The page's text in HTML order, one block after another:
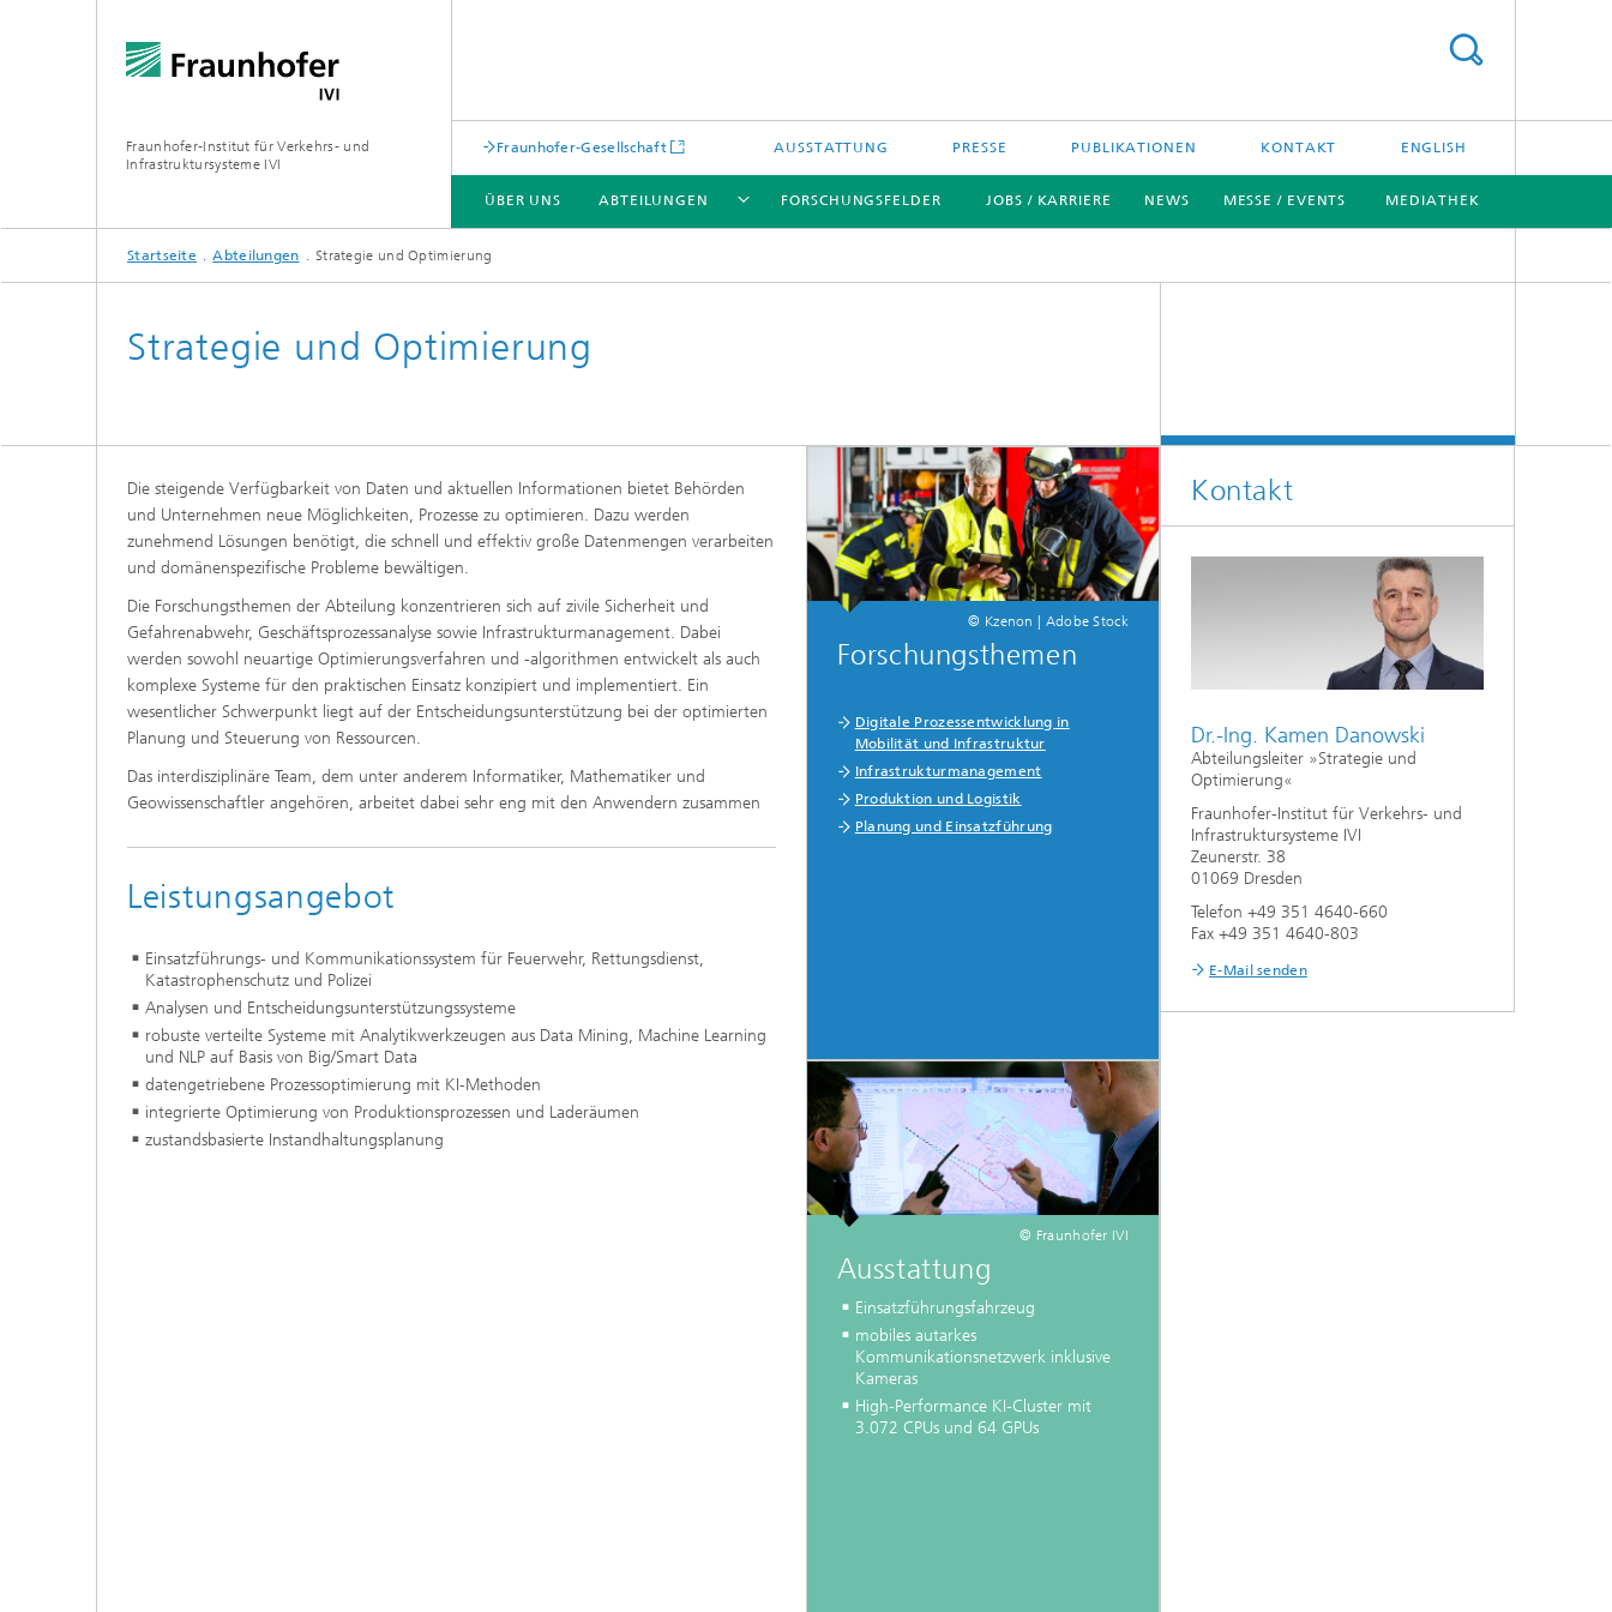
Fraunhofer-Institut für Verkehrs- und
Infrastruktursysteme IVI
Fraunhofer-Gesellschaft AUSSTATTUNG PRESSE PUBLIKATIONEN KONTAKT ENGLISH
ÜBER UNS ABTEILUNGEN
ABTEILUNGEN
FORSCHUNGSFELDER JOBS / KARRIERE NEWS MESSE / EVENTS MEDIATHEK
Startseite Abteilungen Strategie und Optimierung
Strategie und Optimierung
Die steigende Verfügbarkeit von Daten und aktuellen Informationen bietet Behörden
und Unternehmen neue Möglichkeiten, Prozesse zu optimieren. Dazu werden
zunehmend Lösungen benötigt, die schnell und effektiv große Datenmengen verarbeiten
und domänenspezifische Probleme bewältigen.
Die Forschungsthemen der Abteilung konzentrieren sich auf zivile Sicherheit und
Gefahrenabwehr, Geschäftsprozessanalyse sowie Infrastrukturmanagement. Dabei
werden sowohl neuartige Optimierungsverfahren und -algorithmen entwickelt als auch
komplexe Systeme für den praktischen Einsatz konzipiert und implementiert. Ein
wesentlicher Schwerpunkt liegt auf der Entscheidungsunterstützung bei der optimierten
Planung und Steuerung von Ressourcen.
Das interdisziplinäre Team, dem unter anderem Informatiker, Mathematiker und
Geowissenschaftler angehören, arbeitet dabei sehr eng mit den Anwendern zusammen
Leistungsangebot
Einsatzführungs- und Kommunikationssystem für Feuerwehr, Rettungsdienst,
Katastrophenschutz und Polizei
Analysen und Entscheidungsunterstützungssysteme
robuste verteilte Systeme mit Analytikwerkzeugen aus Data Mining, Machine Learning
und NLP auf Basis von Big/Smart Data
datengetriebene Prozessoptimierung mit KI-Methoden
integrierte Optimierung von Produktionsprozessen und Laderäumen
zustandsbasierte Instandhaltungsplanung
© Kzenon | Adobe Stock
Forschungsthemen
Digitale Prozessentwicklung in
Mobilität und Infrastruktur
Infrastrukturmanagement
Produktion und Logistik
Planung und Einsatzführung
© Fraunhofer IVI
Ausstattung
Einsatzführungsfahrzeug
mobiles autarkes
Kommunikationsnetzwerk inklusive
Kameras
High-Performance KI-Cluster mit
3.072 CPUs und 64 GPUs
Kontakt
Dr.-Ing. Kamen Danowski
Abteilungsleiter »Strategie und
Optimierung«
Fraunhofer-Institut für Verkehrs- und
Infrastruktursysteme IVI
Zeunerstr. 38
01069 Dresden
Telefon +49 351 4640-660
Fax +49 351 4640-803
E-Mail senden